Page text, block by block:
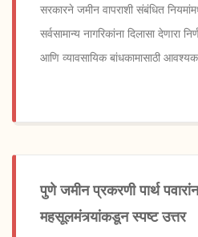
सरकारने जमीन वापराशी संबंधित
सर्वसामान्य नागरिकांना दिलासा देणारा
आणि व्यावसायिक बांधकामासाठी आवश्यक
पुणे जमीन प्रकरणी पार्थ
महसूलमंत्र्यांकडून स्पष्ट उत्तर